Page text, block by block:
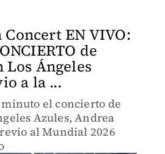
EN VIVO:
de
Ángeles
a la ...
el concierto de
Azules, Andrea
al Mundial 2026